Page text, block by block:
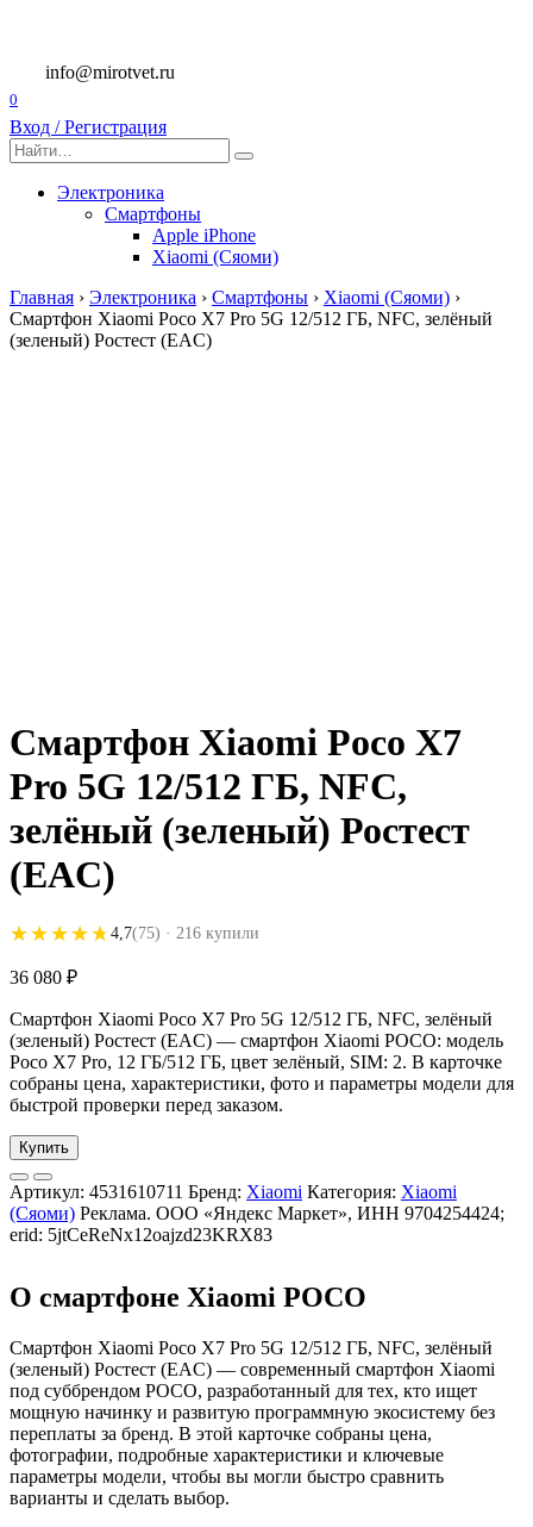
содержанию
info@mirotvet.ru
0
Вход / Регистрация
Search
for:
Электроника
Смартфоны
Apple iPhone
Xiaomi (Сяоми)
Главная › Электроника › Смартфоны › Xiaomi (Сяоми) ›
Смартфон Xiaomi Poco X7 Pro 5G 12/512 ГБ, NFC, зелёный
(зеленый) Ростест (EAC)
Смартфон Xiaomi Poco X7
Pro 5G 12/512 ГБ, NFC,
зелёный (зеленый) Ростест
(EAC)
★★★★★
★★★★★ 4,7(75) · 216 купили
36 080 ₽
Смартфон Xiaomi Poco X7 Pro 5G 12/512 ГБ, NFC, зелёный
(зеленый) Ростест (EAC) — смартфон Xiaomi POCO: модель
Poco X7 Pro, 12 ГБ/512 ГБ, цвет зелёный, SIM: 2. В карточке
собраны цена, характеристики, фото и параметры модели для
быстрой проверки перед заказом.
Купить
Артикул: 4531610711 Бренд: Xiaomi Категория: Xiaomi
(Сяоми) Реклама. ООО «Яндекс Маркет», ИНН 9704254424;
erid: 5jtCeReNx12oajzd23KRX83
О смартфоне Xiaomi POCO
Смартфон Xiaomi Poco X7 Pro 5G 12/512 ГБ, NFC, зелёный
(зеленый) Ростест (EAC) — современный смартфон Xiaomi
под суббрендом POCO, разработанный для тех, кто ищет
мощную начинку и развитую программную экосистему без
переплаты за бренд. В этой карточке собраны цена,
фотографии, подробные характеристики и ключевые
параметры модели, чтобы вы могли быстро сравнить
варианты и сделать выбор.